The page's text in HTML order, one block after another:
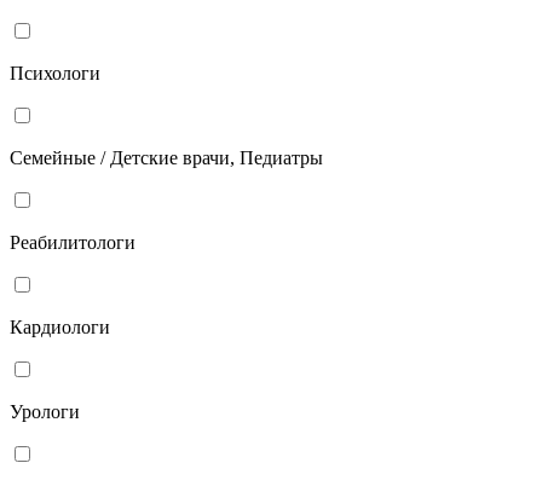
Психологи
Семейные / Детские врачи, Педиатры
Реабилитологи
Кардиологи
Урологи